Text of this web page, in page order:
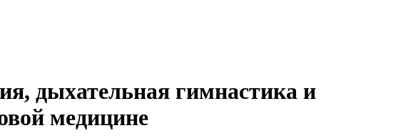
дыхательная гимнастика и
медицине